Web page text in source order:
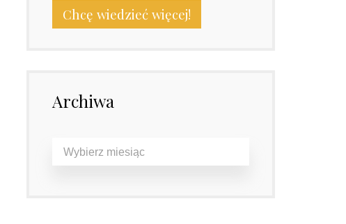
Chcę wiedzieć więcej!
Archiwa